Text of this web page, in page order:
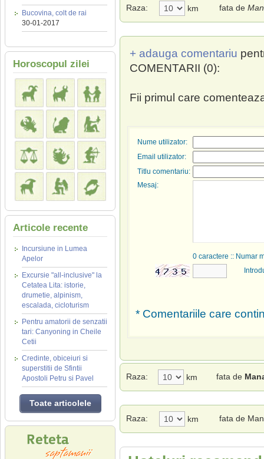
Bucovina, colt de rai
30-01-2017
Horoscopul zilei
Articole recente
Incursiune in Lumea
Apelor
Excursie "all-inclusive" la
Cetatea Lita: istorie,
drumetie, alpinism,
escalada, cicloturism
Pentru amatorii de senzatii
tari: Canyoning in Cheile
Cetii
Credinte, obiceiuri si
superstitii de Sfintii
Apostoli Petru si Pavel
Toate articolele
Raza: km fata de
+ adauga comentariu
COMENTARII (0):
Fii primul care
Nume utilizator:
Email utilizator:
Titlu comentariu:
Mesaj:
0 caractere :: Numar
* Comentariile care
Raza: km fata de
Raza: km fata de